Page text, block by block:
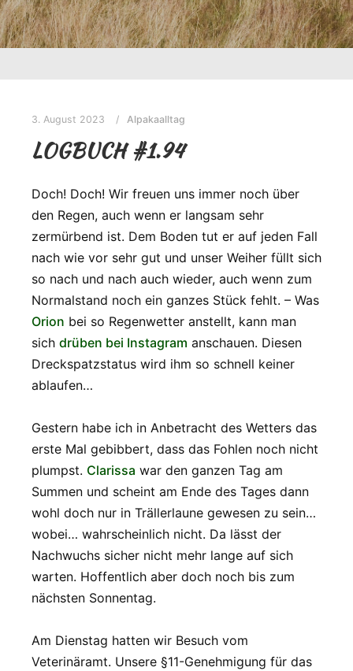
3. August 2023 Alpakaalltag
LOGBUCH #1.94
Doch! Doch! Wir freuen uns immer noch über
den Regen, auch wenn er langsam sehr
zermürbend ist. Dem Boden tut er auf jeden Fall
nach wie vor sehr gut und unser Weiher füllt sich
so nach und nach auch wieder, auch wenn zum
Normalstand noch ein ganzes Stück fehlt. – Was
Orion bei so Regenwetter anstellt, kann man
sich drüben bei Instagram anschauen. Diesen
Dreckspatzstatus wird ihm so schnell keiner
ablaufen…
Gestern habe ich in Anbetracht des Wetters das
erste Mal gebibbert, dass das Fohlen noch nicht
plumpst. Clarissa war den ganzen Tag am
Summen und scheint am Ende des Tages dann
wohl doch nur in Trällerlaune gewesen zu sein…
wobei… wahrscheinlich nicht. Da lässt der
Nachwuchs sicher nicht mehr lange auf sich
warten. Hoffentlich aber doch noch bis zum
nächsten Sonnentag.
Am Dienstag hatten wir Besuch vom
Veterinäramt. Unsere §11-Genehmigung für das